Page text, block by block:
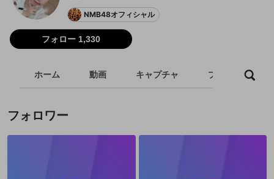
フォロー 1,330
NMB48オフィシャル
ホーム 動画 キャプチャ プレイリスト
フォロワー